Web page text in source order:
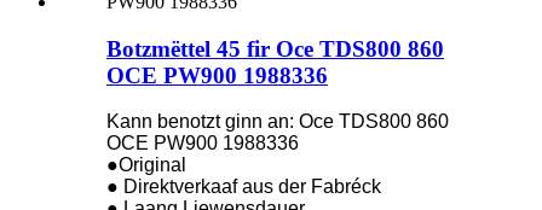
Botzmëttel 45 fir Oce TDS800 860
OCE PW900 1988336
Kann benotzt ginn an: Oce TDS800 860
OCE PW900 1988336
●Original
● Direktverkaaf aus der Fabréck